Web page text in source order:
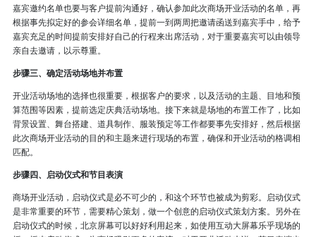
嘉宾邀约名单也要与客户提前沟通好，确认参加此次商场开业活动的名单，再
根据事先拟定好的参会详细名单，提前一到两周把邀请函送到嘉宾手中，给予
嘉宾充足的时间提前安排好自己的行程来出席活动，对于重要嘉宾可以由领导
亲自去邀请，以示尊重。
步骤三、确定活动场地并布置
开业活动场地的选择也很重要，根据客户的要求，以及活动的主题、目地和预
算范围等因素，提前选定庆典活动场地。接下来就是场地的布置工作了，比如
背景设置、舞台搭建、道具制作、服装预定等工作都要事先安排好，然后根据
此次商场开业活动的目的和主题来进行现场的布置，确保和开业活动的格调相
匹配。
步骤四、启动仪式和节目表演
商场开业活动，启动仪式是必不可少的，和这个环节也被成为剪彩。启动仪式
是非常重要的环节，需要精心策划，做一个创意的启动仪式策划方案。另外在
启动仪式的时候，北京屏幕可以好好利用起来，如使用互动大屏幕乐乎现场的